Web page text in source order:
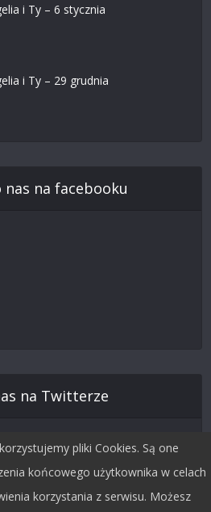
i Ty – 6 stycznia
i Ty – 29 grudnia
nas na facebooku
na Twitterze
pliki Cookies. Są one
końcowego użytkownika w celach
korzystania z serwisu. Możesz